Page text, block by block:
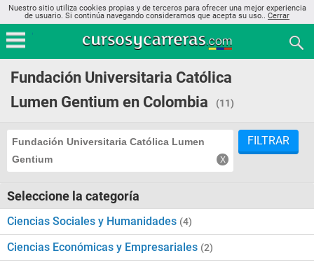
Nuestro sitio utiliza cookies propias y de terceros para ofrecer una mejor experiencia
de usuario. Si continúa navegando consideramos que acepta su uso.. Cerrar
Fundación Universitaria Católica
Lumen Gentium en Colombia
(11)
Fundación Universitaria Católica Lumen
Gentium
FILTRAR
Seleccione la categoría
Ciencias Sociales y Humanidades (4)
Ciencias Económicas y Empresariales (2)